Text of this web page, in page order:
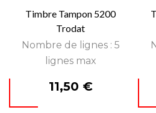
Timbre Tampon 5200
Trodat
Nombre de lignes : 5
lignes max
Prix
11,50 €